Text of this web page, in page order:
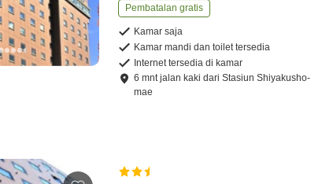
Pembatalan gratis
Kamar saja
Kamar mandi dan toilet tersedia
Internet tersedia di kamar
6 mntjalan kaki dariStasiun Shiyakusho-
mae